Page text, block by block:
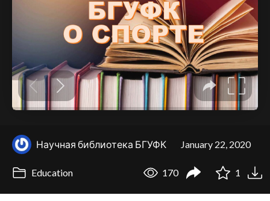
Научная библиотека БГУФК January 22, 2020
Education 170 1